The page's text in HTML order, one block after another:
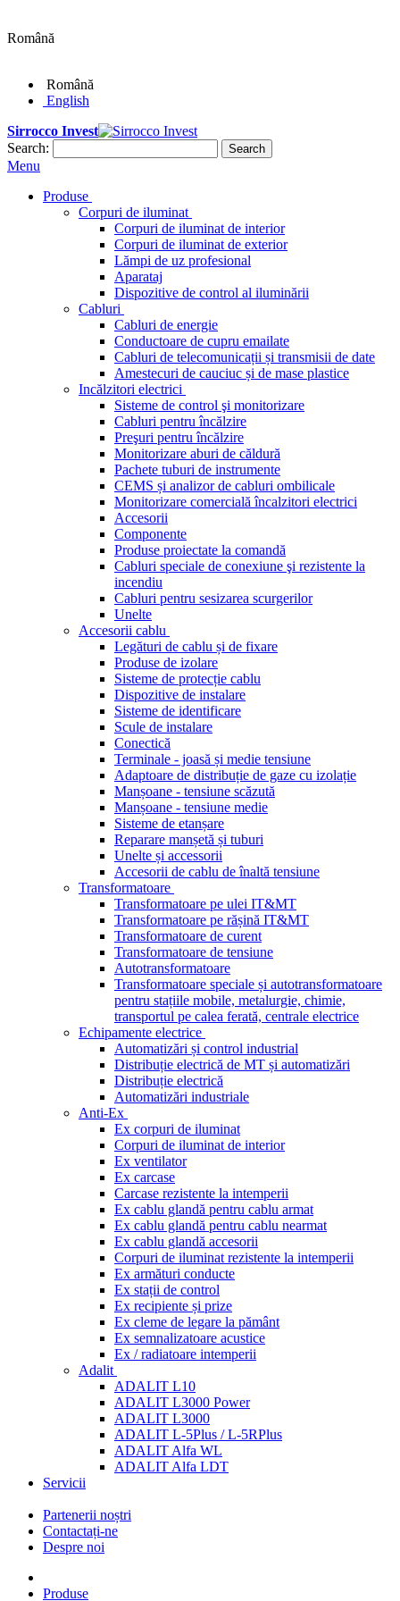
Română
Română
English
Sirrocco Invest
Search:
Search
Menu
Produse
Corpuri de iluminat
Corpuri de iluminat de interior
Corpuri de iluminat de exterior
Lămpi de uz profesional
Aparataj
Dispozitive de control al iluminării
Cabluri
Cabluri de energie
Conductoare de cupru emailate
Cabluri de telecomunicații și transmisii de date
Amestecuri de cauciuc și de mase plastice
Incălzitori electrici
Sisteme de control şi monitorizare
Cabluri pentru încălzire
Preşuri pentru încălzire
Monitorizare aburi de căldură
Pachete tuburi de instrumente
CEMS și analizor de cabluri ombilicale
Monitorizare comercială încalzitori electrici
Accesorii
Componente
Produse proiectate la comandă
Cabluri speciale de conexiune şi rezistente la
incendiu
Cabluri pentru sesizarea scurgerilor
Unelte
Accesorii cablu
Legături de cablu și de fixare
Produse de izolare
Sisteme de protecție cablu
Dispozitive de instalare
Sisteme de identificare
Scule de instalare
Conectică
Terminale - joasă și medie tensiune
Adaptoare de distribuție de gaze cu izolație
Manșoane - tensiune scăzută
Manșoane - tensiune medie
Sisteme de etanșare
Reparare manșetă și tuburi
Unelte și accessorii
Accesorii de cablu de înaltă tensiune
Transformatoare
Transformatoare pe ulei IT&MT
Transformatoare pe rășină IT&MT
Transformatoare de curent
Transformatoare de tensiune
Autotransformatoare
Transformatoare speciale și autotransformatoare
pentru stațiile mobile, metalurgie, chimie,
transportul pe calea ferată, centrale electrice
Echipamente electrice
Automatizări și control industrial
Distribuție electrică de MT și automatizări
Distribuție electrică
Automatizări industriale
Anti-Ex
Ex corpuri de iluminat
Corpuri de iluminat de interior
Ex ventilator
Ex carcase
Carcase rezistente la intemperii
Ex cablu glandă pentru cablu armat
Ex cablu glandă pentru cablu nearmat
Ex cablu glandă accesorii
Corpuri de iluminat rezistente la intemperii
Ex armături conducte
Ex stații de control
Ex recipiente și prize
Ex cleme de legare la pământ
Ex semnalizatoare acustice
Ex / radiatoare intemperii
Adalit
ADALIT L10
ADALIT L3000 Power
ADALIT L3000
ADALIT L-5Plus / L-5RPlus
ADALIT Alfa WL
ADALIT Alfa LDT
Servicii
Partenerii noștri
Contactați-ne
Despre noi
Produse